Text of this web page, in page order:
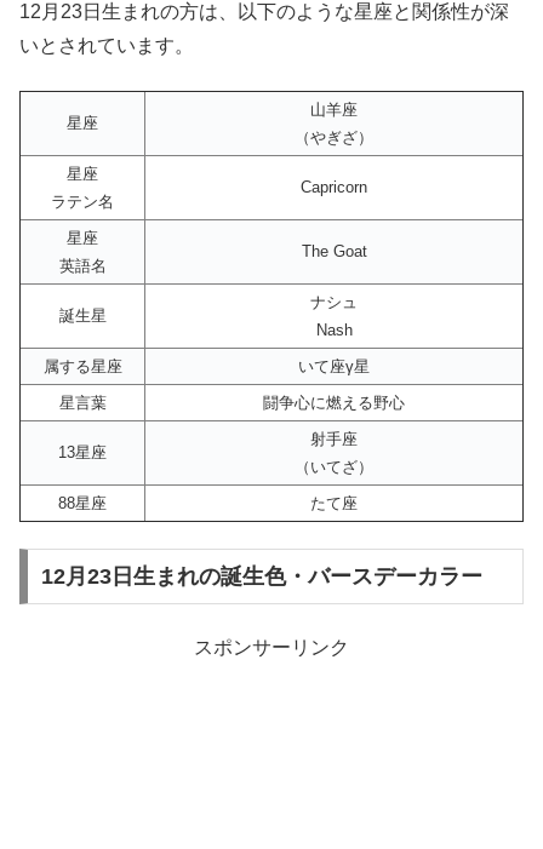
12月23日生まれの方は、以下のような星座と関係性が深
いとされています。
星座
山羊座
（やぎざ）
星座
ラテン名
Capricorn
星座
英語名
The Goat
誕生星
ナシュ
Nash
属する星座
いて座γ星
星言葉
闘争心に燃える野心
13星座
射手座
（いてざ）
88星座
たて座
12月23日生まれの誕生色・バースデーカラー
スポンサーリンク